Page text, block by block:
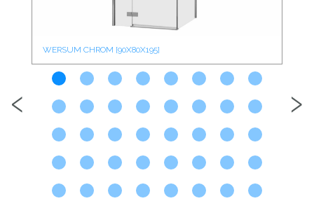
WERSUM CHROM [90X80X195]
‹ ›